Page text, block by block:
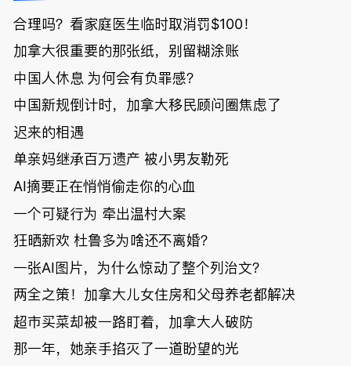
温“丑陋土
豆日”冲击
吉尼斯纪
录；惨！留
骗光2万美
元，还被卷
入跨国刑案
账户遭封！
欠款多出$1
9万；突
发！无辜男
孩温哥华市
中心被刺身
亡；
单；房市崩
盘前兆？加
国租赁市场
恐迎暴跌危
合理吗？看家庭医生临时取消罚$100！
加拿大很重要的那张纸，别留糊涂账
中国人休息 为何会有负罪感？
中国新规倒计时，加拿大移民顾问圈焦虑了
迟来的相遇
单亲妈继承百万遗产 被小男友勒死
AI摘要正在悄悄偷走你的心血
一个可疑行为 牵出温村大案
狂晒新欢 杜鲁多为啥还不离婚？
一张AI图片，为什么惊动了整个列治文？
两全之策！加拿大儿女住房和父母养老都解决
超市买菜却被一路盯着，加拿大人破防
那一年，她亲手掐灭了一道盼望的光